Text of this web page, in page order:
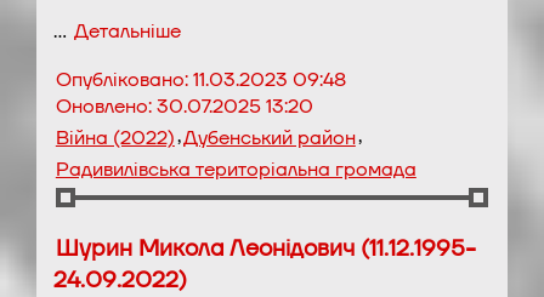
… Детальніше
Опубліковано:11.03.2023 09:48
Оновлено:30.07.2025 13:20
Війна (2022),Дубенський район,
Радивилівська територіальна громада
Шурин Микола Леонідович (11.12.1995-
24.09.2022)